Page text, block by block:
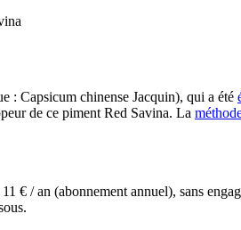
: Capsicum chinense Jacquin), qui a été
de ce piment Red Savina. La
€ / an (abonnement annuel), sans